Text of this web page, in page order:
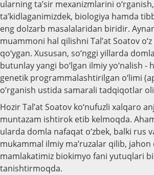
ularning ta’sir mexanizmlarini
ta’kidlaganimizdek, biologiya hamda
eng dolzarb masalalaridan biridir.
muammoni hal qilishni Tal’at Soatov
qo‘ygan. Xususan, so‘nggi yillarda
butunlay yangi bo‘lgan ilmiy yo‘nalish -
genetik programmalashtirilgan o‘limi
o’rganish ustida samarali tadqiqotlar
Hozir Tal’at Soatov ko‘nufuzli xalqaro
muntazam ishtirok etib kelmoqda.
ularda domla nafaqat o‘zbek, balki rus
mukammal ilmiy ma’ruzalar qilib,
mamlakatimiz biokimyo fani yutuqlari
tanishtirmoqda.